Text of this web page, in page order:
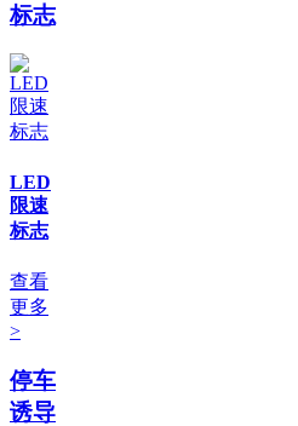
标志
LED
限速
标志
查看
更多
>
停车
诱导